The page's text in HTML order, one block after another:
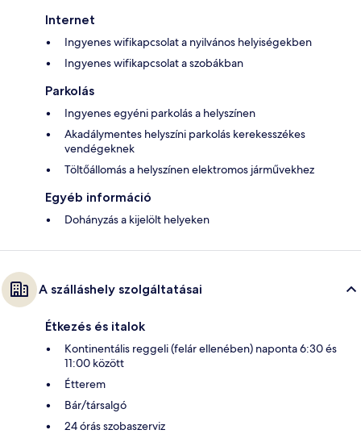
Internet
Ingyenes wifikapcsolat a nyilvános helyiségekben
Ingyenes wifikapcsolat a szobákban
Parkolás
Ingyenes egyéni parkolás a helyszínen
Akadálymentes helyszíni parkolás kerekesszékes
vendégeknek
Töltőállomás a helyszínen elektromos járművekhez
Egyéb információ
Dohányzás a kijelölt helyeken
A szálláshely szolgáltatásai
Étkezés és italok
Kontinentális reggeli (felár ellenében) naponta 6:30 és
11:00 között
Étterem
Bár/társalgó
24 órás szobaszerviz